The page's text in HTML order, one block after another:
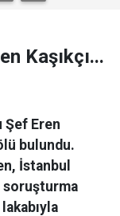
Kaşıkçı...
Şef Eren
bulundu.
İstanbul
soruşturma
lakabıyla